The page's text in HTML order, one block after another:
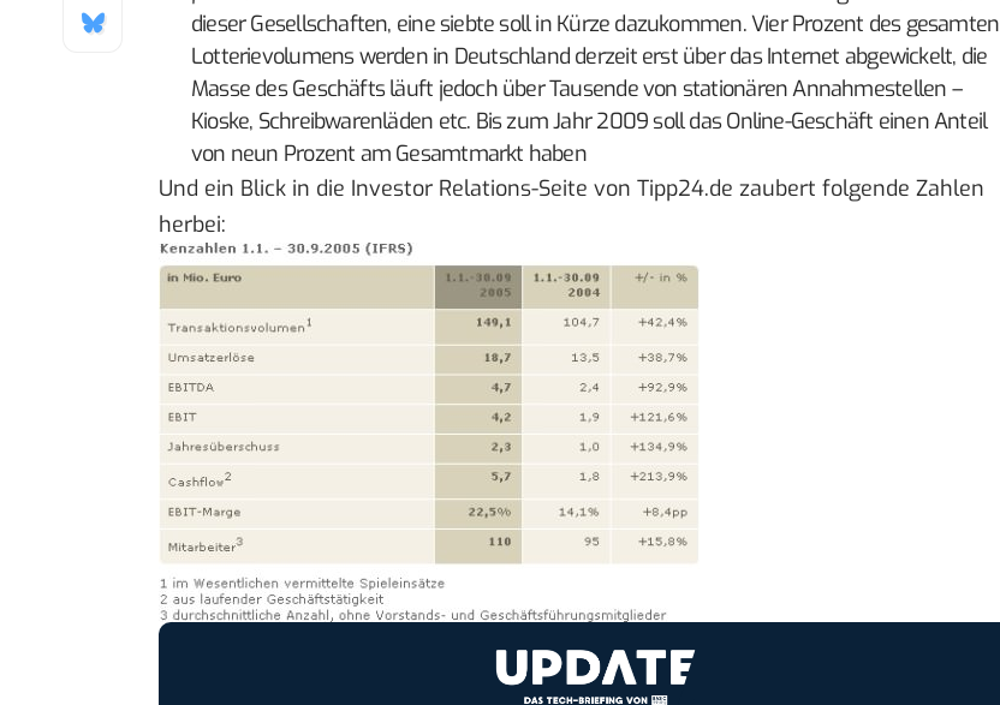
dieser Gesellschaften, eine siebte soll in Kürze dazukommen. Vier Prozent des gesamten
Lotterievolumens werden in Deutschland derzeit erst über das Internet abgewickelt, die
Masse des Geschäfts läuft jedoch über Tausende von stationären Annahmestellen –
Kioske, Schreibwarenläden etc. Bis zum Jahr 2009 soll das Online-Geschäft einen Anteil
von neun Prozent am Gesamtmarkt haben
Und ein Blick in die Investor Relations-Seite von Tipp24.de zaubert folgende Zahlen
herbei: